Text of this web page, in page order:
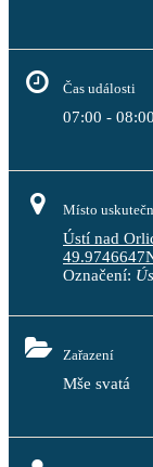
Čas události
07:00 - 08:00
Místo
Ústí nad
Označení:
Zařazení
Mše svatá